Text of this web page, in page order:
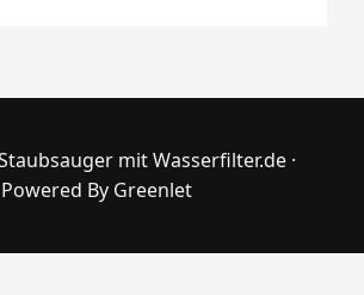
mit Wasserfilter.de ·
Powered By Greenlet